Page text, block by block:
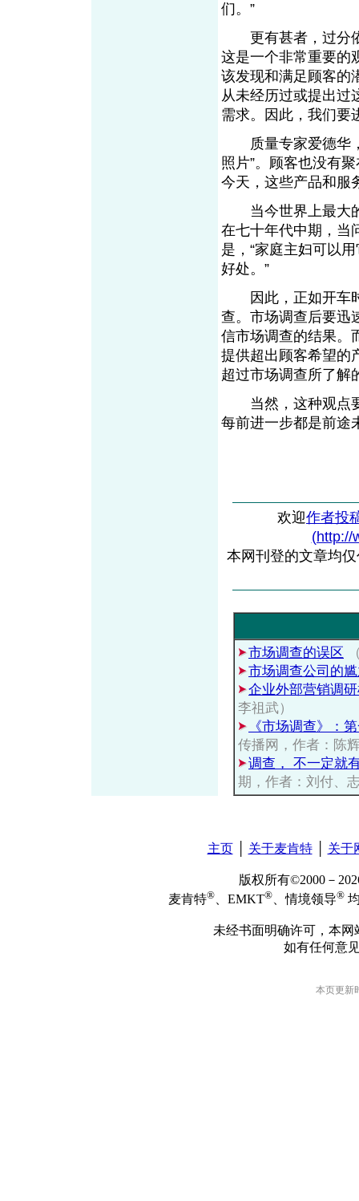
们。”
更有甚者，过分依
这是一个非常重要的
该发现和满足顾客的
从未经历过或提出过
需求。因此，我们要
质量专家爱德华，
照片”。顾客也没有
今天，这些产品和服
当今世界上最大的
在七十年代中期，当
是，“家庭主妇可以
好处。”
因此，正如开车时
查。市场调查后要迅
信市场调查的结果。
提供超出顾客希望的
超过市场调查所了解
当然，这种观点要
每前进一步都是前途
欢迎作者投
(http://
本网刊登的文章均
市场调查的误区
市场调查公司的
企业外部营销调
李祖武）
《市场调查》：
传播网，作者：陈
调查， 不一定就
期，作者：刘付、
主页│ 关于麦肯特│ 关于
版权所有©2000－
麦肯特® 、EMKT® 、情境领导®
未经书面明确许可，本
如有任何意
本页更新